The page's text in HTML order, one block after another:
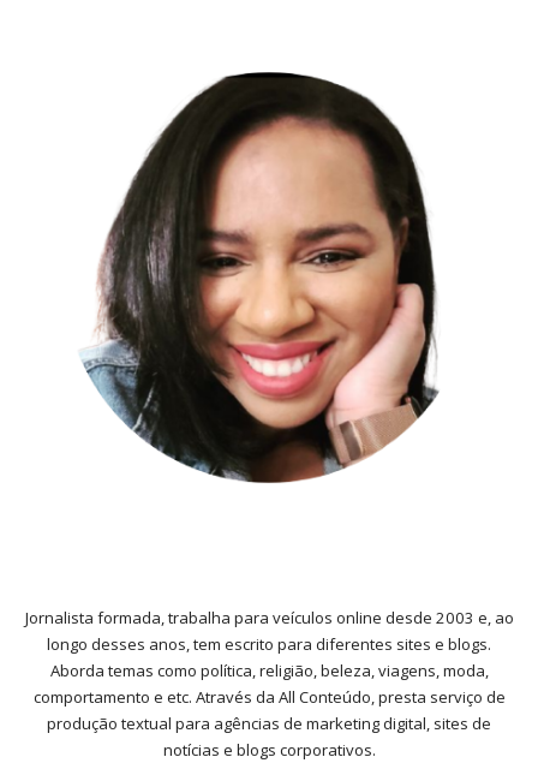
Jornalista formada, trabalha para veículos online desde 2003 e, ao
longo desses anos, tem escrito para diferentes sites e blogs.
Aborda temas como política, religião, beleza, viagens, moda,
comportamento e etc. Através da All Conteúdo, presta serviço de
produção textual para agências de marketing digital, sites de
notícias e blogs corporativos.